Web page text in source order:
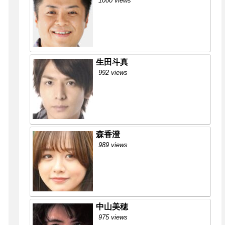
生田斗真
992 views
森香澄
989 views
中山美穂
975 views